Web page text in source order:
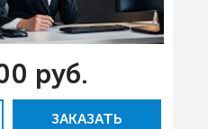
руб.
ЗАКАЗАТЬ